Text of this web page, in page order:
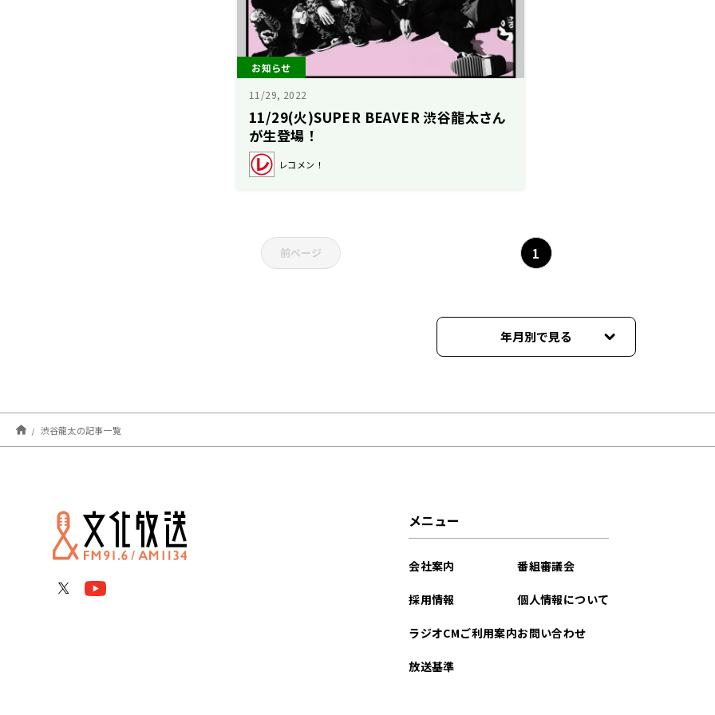
お知らせ
11/29, 2022
11/29(火)SUPER BEAVER 渋谷龍太さん
が生登場！
レコメン！
前ページ 1
年月別で見る
渋谷龍太の記事一覧
メニュー
会社案内
採用情報
ラジオCMご利用案内
放送基準
番組審議会
個人情報について
お問い合わせ